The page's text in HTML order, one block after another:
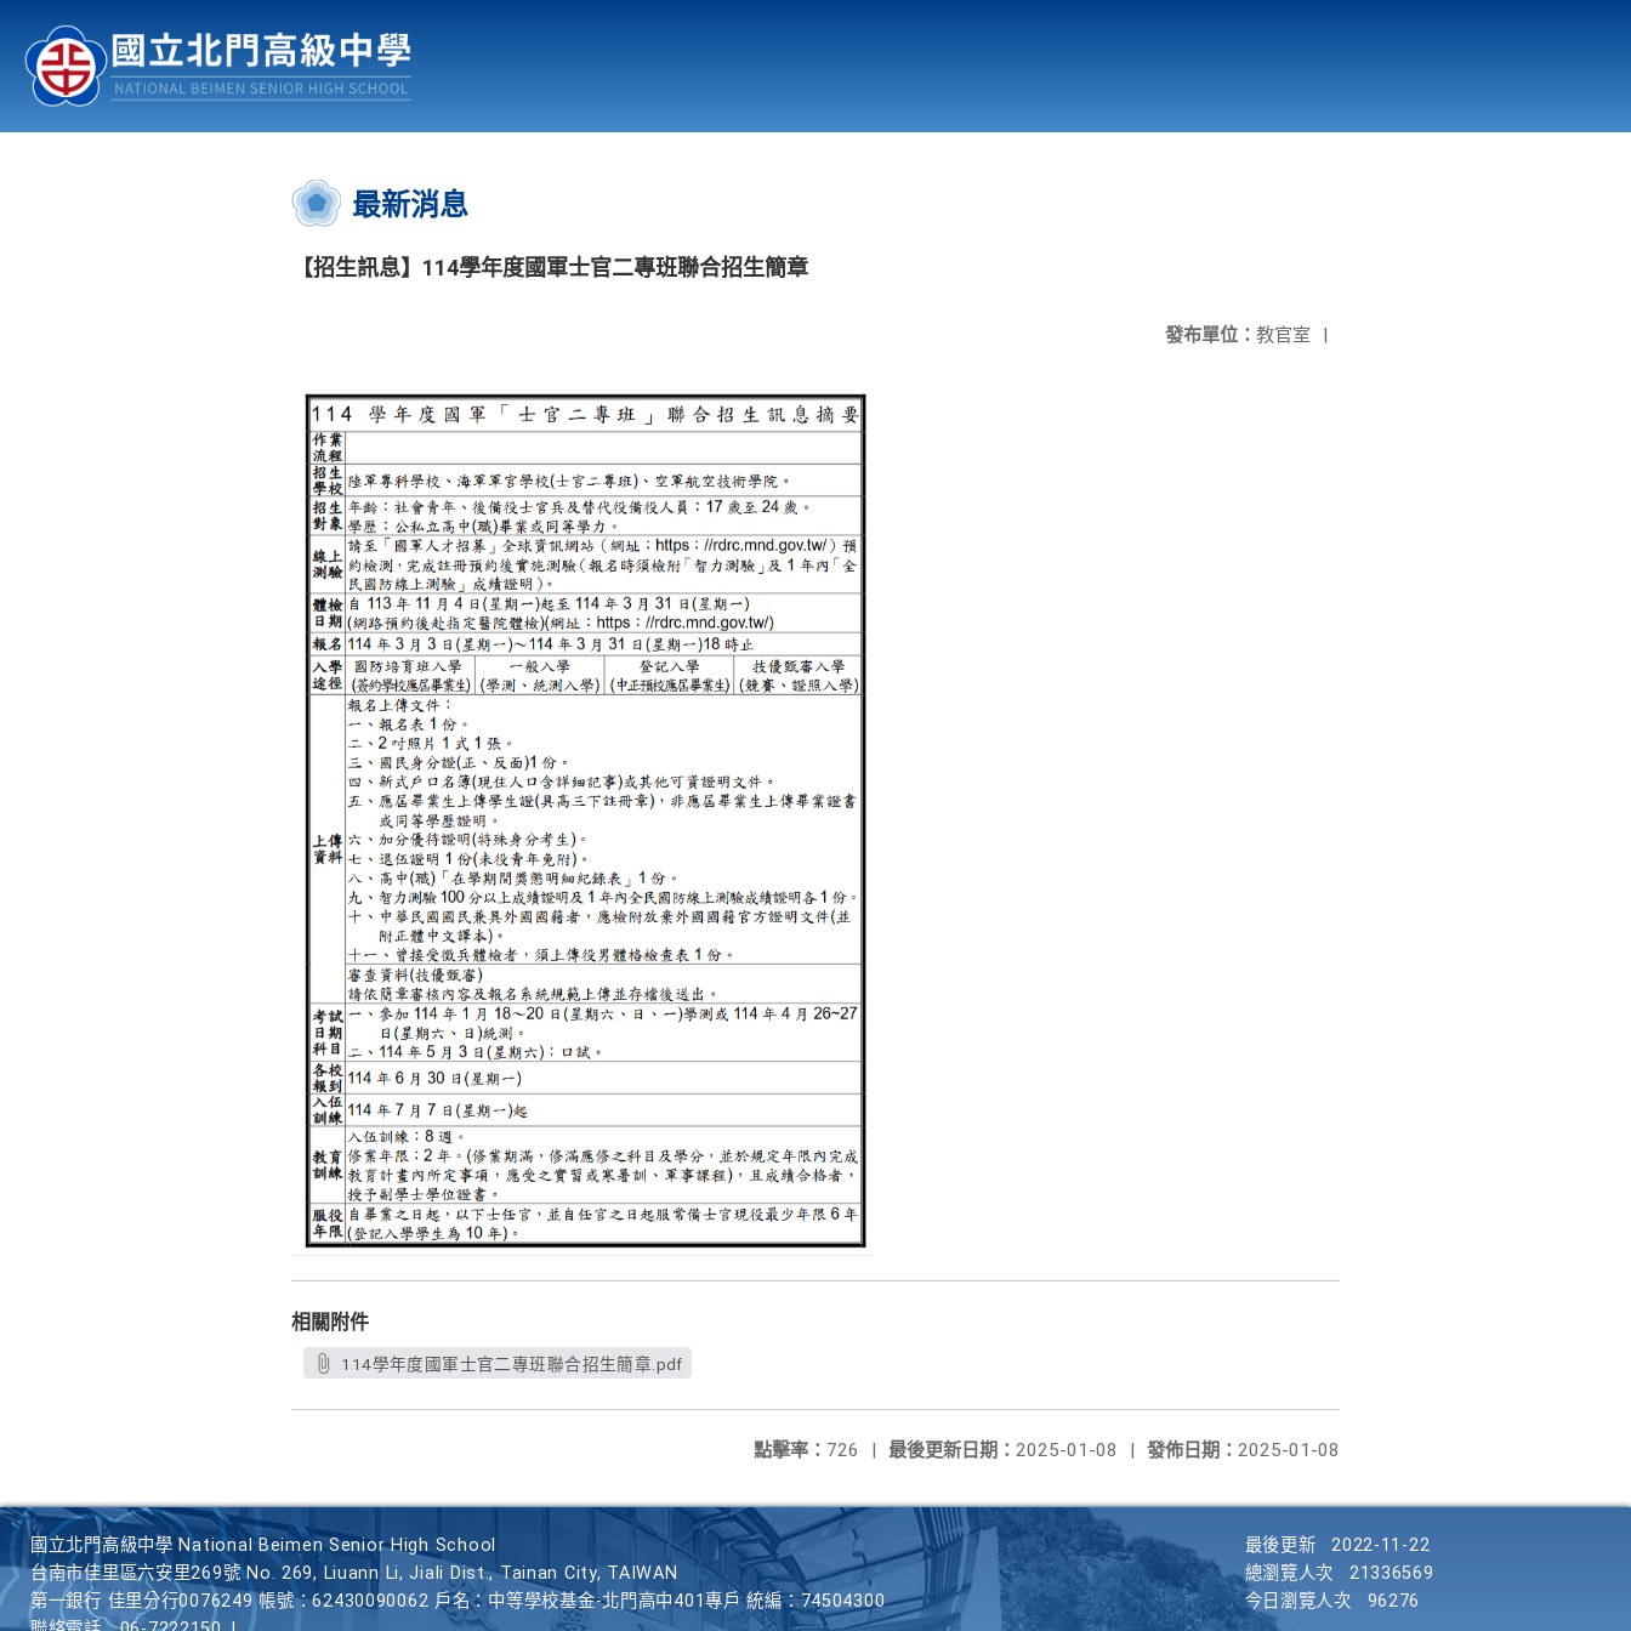
認識北中 行事曆
:::
最新消息
【招生訊息】114學年度國軍士官二專班聯合招生簡章
發布單位： 教官室 |
相關附件
114學年度國軍士官二專班聯合招生簡章.pdf
發佈日期： 2025-01-08
最後更新日期： 2025-01-08 |
點擊率： 726 |
國立北門高級中學 National Beimen Senior High School
台南市佳里區六安里269號 No. 269, Liuann Li, Jiali Dist., Tainan City, TAIWAN
第一銀行 佳里分行0076249 帳號：62430090062 戶名：中等學校基金-北門高中401專戶 統編：74504300
最後更新
2022-11-22
總瀏覽人次
21336569
今日瀏覽人次
96276